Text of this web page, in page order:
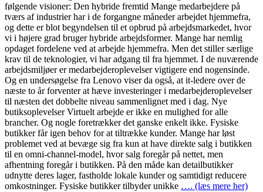
følgende visioner: Den hybride fremtid Mange medarbejdere på
tværs af industrier har i de forgangne måneder arbejdet hjemmefra,
og dette er blot begyndelsen til et opbrud på arbejdsmarkedet, hvor
vi i højere grad bruger hybride arbejdsformer. Mange har nemlig
opdaget fordelene ved at arbejde hjemmefra. Men det stiller særlige
krav til de teknologier, vi har adgang til fra hjemmet. I de nuværende
arbejdsmiljøer er medarbejderoplevelser vigtigere end nogensinde.
Og en undersøgelse fra Lenovo viser da også, at it-ledere over de
næste to år forventer at hæve investeringer i medarbejderoplevelser
til næsten det dobbelte niveau sammenlignet med i dag. Nye
butiksoplevelser Virtuelt arbejde er ikke en mulighed for alle
brancher. Og nogle foretrækker det ganske enkelt ikke. Fysiske
butikker får igen behov for at tiltrække kunder. Mange har løst
problemet ved at bevæge sig fra kun at have direkte salg i butikken
til en omni-channel-model, hvor salg foregår på nettet, men
afhentning foregår i butikken. På den måde kan detailbutikker
udnytte deres lager, fastholde lokale kunder og samtidigt reducere
omkostninger. Fysiske butikker tilbyder unikke …. (læs mere her)